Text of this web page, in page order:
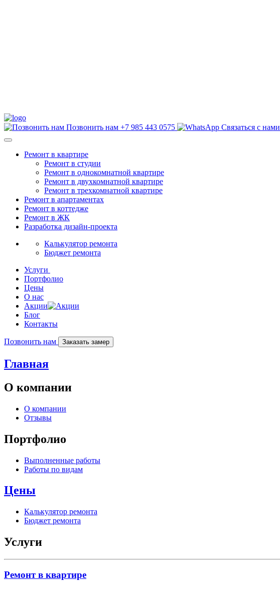
Позвонить нам +7 985 443 0575 Связаться с нами
Ремонт в квартире
Ремонт в студии
Ремонт в однокомнатной квартире
Ремонт в двухкомнатной квартире
Ремонт в трехкомнатной квартире
Ремонт в апартаментах
Ремонт в коттедже
Ремонт в ЖК
Разработка дизайн-проекта
Калькулятор ремонта
Бюджет ремонта
Услуги
Портфолио
Цены
О нас
Акции
Блог
Контакты
Позвонить нам Заказать замер
Главная
О компании
О компании
Отзывы
Портфолио
Выполненные работы
Работы по видам
Цены
Калькулятор ремонта
Бюджет ремонта
Услуги
Ремонт в квартире